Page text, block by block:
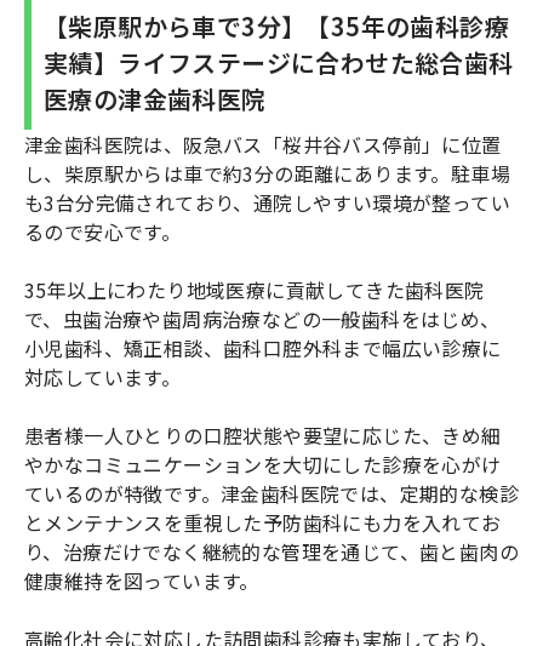
【柴原駅から車で3分】【35年の歯科診療
実績】ライフステージに合わせた総合歯科
医療の津金歯科医院
津金歯科医院は、阪急バス「桜井谷バス停前」に位置
し、柴原駅からは車で約3分の距離にあります。駐車場
も3台分完備されており、通院しやすい環境が整ってい
るので安心です。
35年以上にわたり地域医療に貢献してきた歯科医院
で、虫歯治療や歯周病治療などの一般歯科をはじめ、
小児歯科、矯正相談、歯科口腔外科まで幅広い診療に
対応しています。
患者様一人ひとりの口腔状態や要望に応じた、きめ細
やかなコミュニケーションを大切にした診療を心がけ
ているのが特徴です。津金歯科医院では、定期的な検診
とメンテナンスを重視した予防歯科にも力を入れてお
り、治療だけでなく継続的な管理を通じて、歯と歯肉の
健康維持を図っています。
高齢化社会に対応した訪問歯科診療も実施しており、